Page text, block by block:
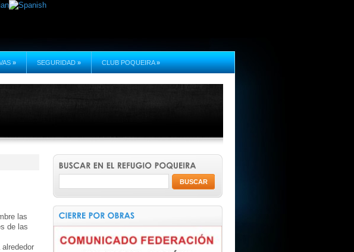
» SEGURIDAD » CLUB POQUEIRA »
las
de las